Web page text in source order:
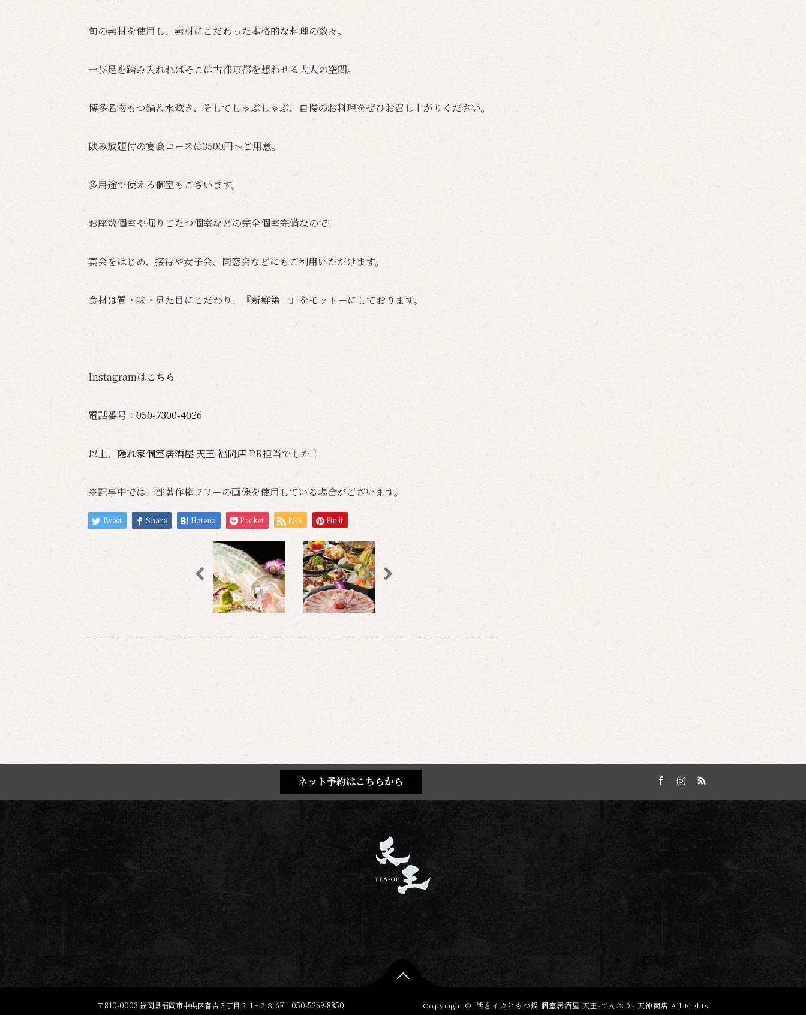
旬の素材を使用し、素材にこだわった本格的な料理の数々。
一歩足を踏み入れればそこは古都京都を想わせる大人の空間。
博多名物もつ鍋＆水炊き、そしてしゃぶしゃぶ、自慢のお料理をぜひお召し上がりください。
飲み放題付の宴会コースは3500円～ご用意。
多用途で使える個室もございます。
お座敷個室や掘りごたつ個室などの完全個室完備なので、
宴会をはじめ、接待や女子会、同窓会などにもご利用いただけます。
食材は質・味・見た目にこだわり、『新鮮第一』をモットーにしております。
Instagramはこちら
電話番号： 050-7300-4026
以上、 隠れ家個室居酒屋 天王 福岡店 PR担当でした！
※記事中では一部著作権フリーの画像を使用している場合がございます。
Tweet Share Hatena Pocket RSS Pin it
ネット予約はこちらから

〒810-0003 福岡県福岡市中央区春吉３丁目２１−２８ 6F 050-5269-8850 Copyright © 活きイカともつ鍋 個室居酒屋 天王-てんおう- 天神南店 All Rights